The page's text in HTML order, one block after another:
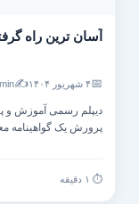
آسان ترین راه
۴ شهریور ۱۴۰۴ ✍️
admin
دیپلم رسمی آموزش و
پرورش یک گواهینامه